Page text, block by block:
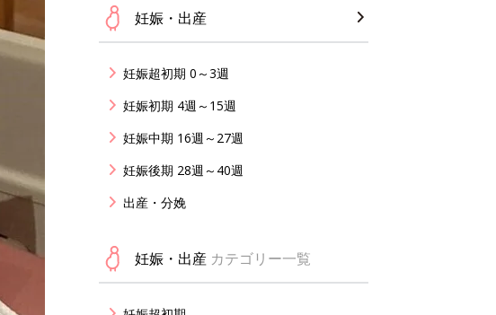
妊娠・出産
妊娠超初期 0～3週
妊娠初期 4週～15週
妊娠中期 16週～27週
妊娠後期 28週～40週
出産・分娩
妊娠・出産 カテゴリー一覧